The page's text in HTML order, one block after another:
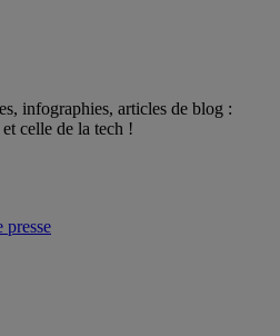
infographies, articles de blog :
celle de la tech !
presse